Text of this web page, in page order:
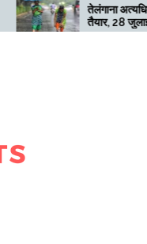
तेलंगाना अत्यधिक भारी बारिश के लिए
तैयार, 28 जुलाई तक ‘रेड’ अलर्ट
जारी